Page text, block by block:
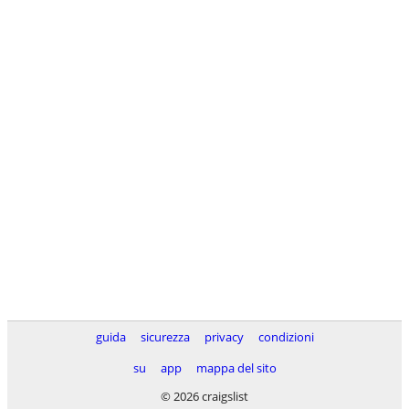
guida sicurezza privacy
condizioni
su
app
mappa del sito
© 2026 craigslist